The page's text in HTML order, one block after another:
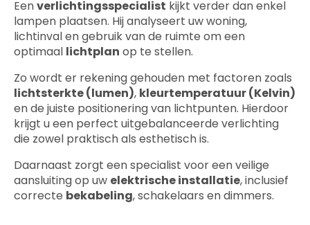
Eenverlichtingsspecialist kijkt verder dan enkel
lampen plaatsen. Hij analyseert uw woning,
lichtinval en gebruik van de ruimte om een
optimaal lichtplan op te stellen.
Zo wordt er rekening gehouden met factoren zoals
lichtsterkte (lumen), kleurtemperatuur (Kelvin)
en de juiste positionering van lichtpunten. Hierdoor
krijgt u een perfect uitgebalanceerde verlichting
die zowel praktisch als esthetisch is.
Daarnaast zorgt een specialist voor een veilige
aansluiting op uw elektrische installatie, inclusief
correcte bekabeling, schakelaars en dimmers.